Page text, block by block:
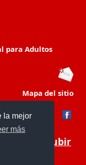
la mejor
más
para Adultos
Mapa del sitio
Subir